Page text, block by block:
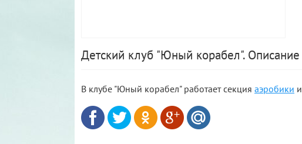
Детский клуб "Юный корабел". Описание
В клубе "Юный корабел" работает секция аэробики и